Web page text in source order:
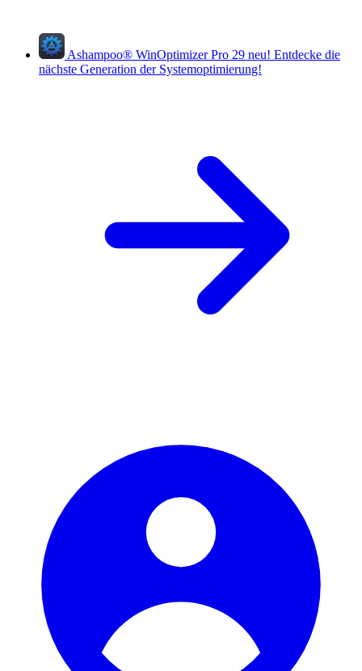
Ashampoo® WinOptimizer Pro 29 neu! Entdecke die
nächste Generation der Systemoptimierung!